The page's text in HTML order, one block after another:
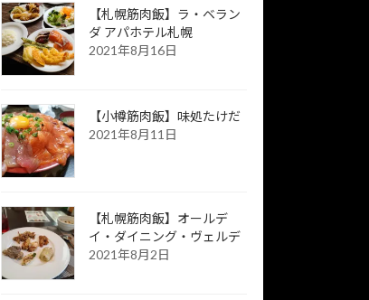
【札幌筋肉飯】ラ・ベラン
ダ アパホテル札幌
2021年8月16日
【小樽筋肉飯】味処たけだ
2021年8月11日
【札幌筋肉飯】オールデ
イ・ダイニング・ヴェルデ
2021年8月2日